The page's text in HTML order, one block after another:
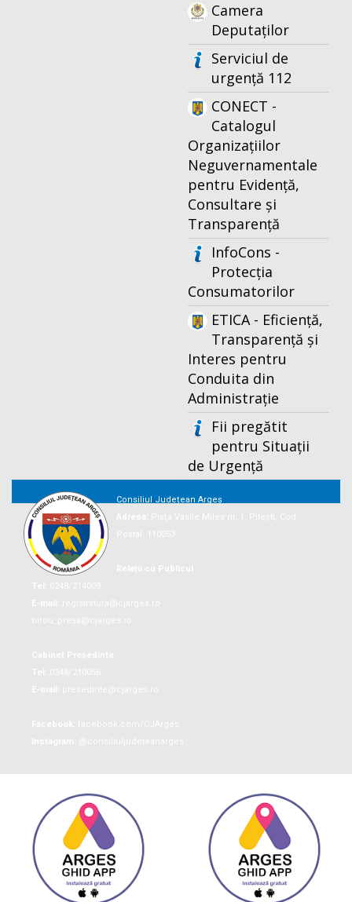
Camera
Deputaților
Serviciul de
urgență 112
CONECT -
Catalogul
Organizațiilor
Neguvernamentale
pentru Evidență,
Consultare și
Transparență
InfoCons -
Protecția
Consumatorilor
ETICA - Eficiență,
Transparență și
Interes pentru
Conduita din
Administrație
Fii pregătit
pentru Situații
de Urgență
Consiliul Județean Argeș